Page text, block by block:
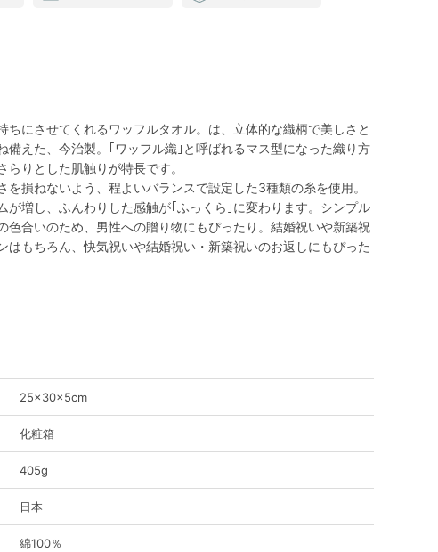
ちにさせてくれるワッフルタオル。は、立体的な織柄で美しさと
備えた、今治製。｢ワッフル織｣と呼ばれるマス型になった織り方
らりとした肌触りが特長です。
を損ねないよう、程よいバランスで設定した3種類の糸を使用。
が増し、ふんわりした感触が｢ふっくら｣に変わります。シンプル
色合いのため、男性への贈り物にもぴったり。結婚祝いや新築祝
はもちろん、快気祝いや結婚祝い・新築祝いのお返しにもぴった
25×30×5cm
化粧箱
405g
日本
綿100％